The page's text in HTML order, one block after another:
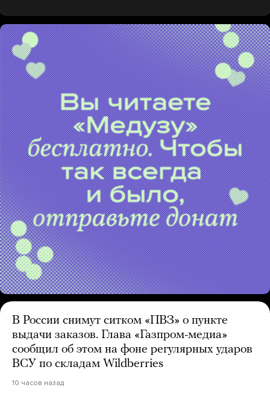
В России снимут ситком «ПВЗ» о пункте
выдачи заказов. Глава «Газпром-медиа»
сообщил об этом на фоне регулярных ударов
ВСУ по складам Wildberries
10 часов назад